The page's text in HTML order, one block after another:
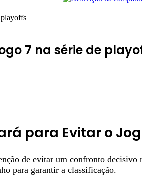
playoffs
7 na série de
para Evitar o
de evitar um confronto
para garantir a classificação.